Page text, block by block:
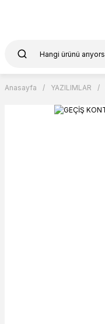
Anasayfa YAZILIMLAR